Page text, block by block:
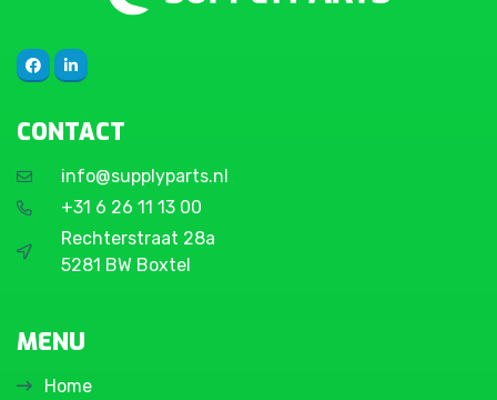
CONTACT
info@supplyparts.nl
+31 6 26 11 13 00
Rechterstraat 28a
5281 BW Boxtel
MENU
Home